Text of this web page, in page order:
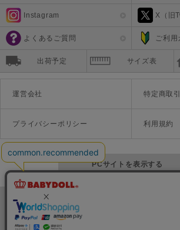
Instagram X（旧
よくあるご質問 ご利用
出荷予定 サイズ表
運営会社 特定商取
プライバシーポリシー 利用規約
PCサイトを表示する
©Disney ©Disney/Pixar ©Disney. Based on the "Winnie the Pooh" works